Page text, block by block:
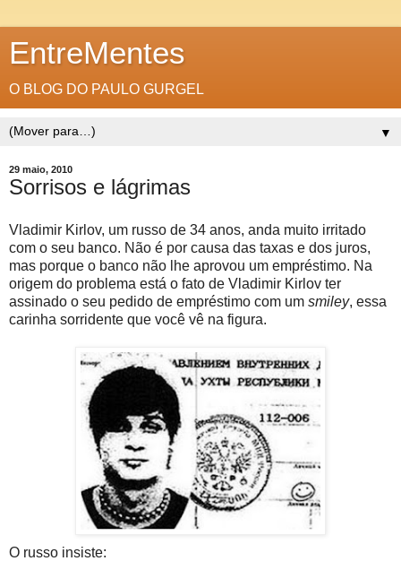
EntreMentes
O BLOG DO PAULO GURGEL
▼
29 maio, 2010
Sorrisos e lágrimas
Vladimir Kirlov, um russo de 34 anos, anda muito irritado
com o seu banco. Não é por causa das taxas e dos juros,
mas porque o banco não lhe aprovou um empréstimo. Na
origem do problema está o fato de Vladimir Kirlov ter
assinado o seu pedido de empréstimo com um smiley, essa
carinha sorridente que você vê na figura.
O russo insiste: